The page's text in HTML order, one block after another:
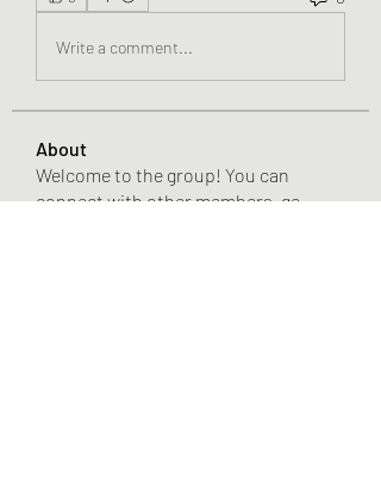
Write a comment...
About
Welcome to the group! You can
connect with other members, ge...